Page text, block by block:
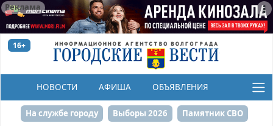
Реклама
16+
НОВОСТИ АФИША ОБЪЯВЛЕНИЯ
КОНКУРСЫ
На службе городу Выборы 2026 Памятник СВО